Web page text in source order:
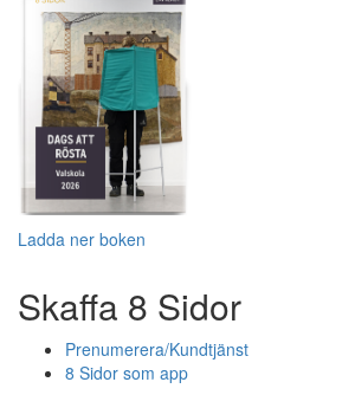
Ladda ner boken
Skaffa 8 Sidor
Prenumerera/Kundtjänst
8 Sidor som app